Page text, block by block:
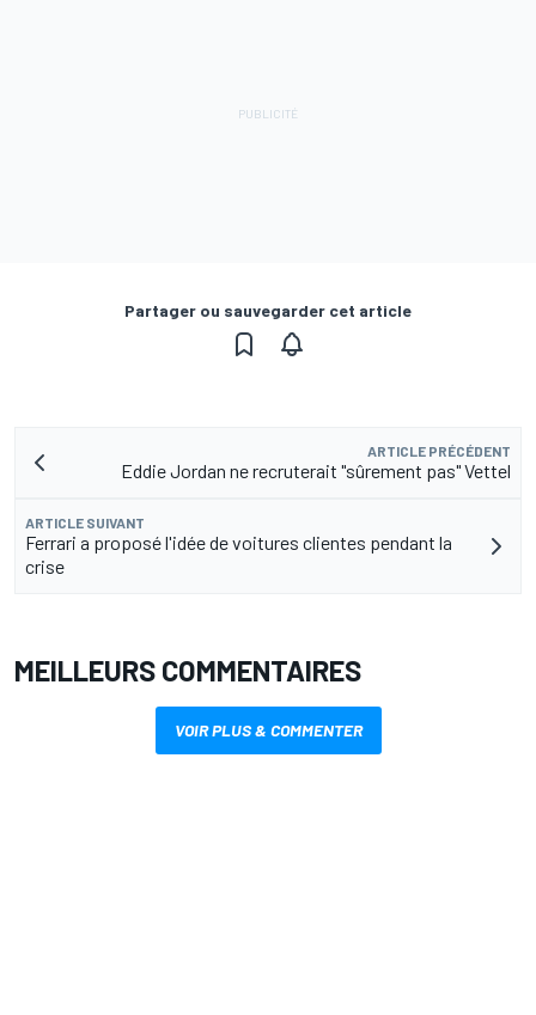
Partager ou sauvegarder cet article
ARTICLE PRÉCÉDENT
Eddie Jordan ne recruterait "sûrement pas" Vettel
ARTICLE SUIVANT
Ferrari a proposé l'idée de voitures clientes pendant la
crise
MEILLEURS COMMENTAIRES
VOIR PLUS & COMMENTER